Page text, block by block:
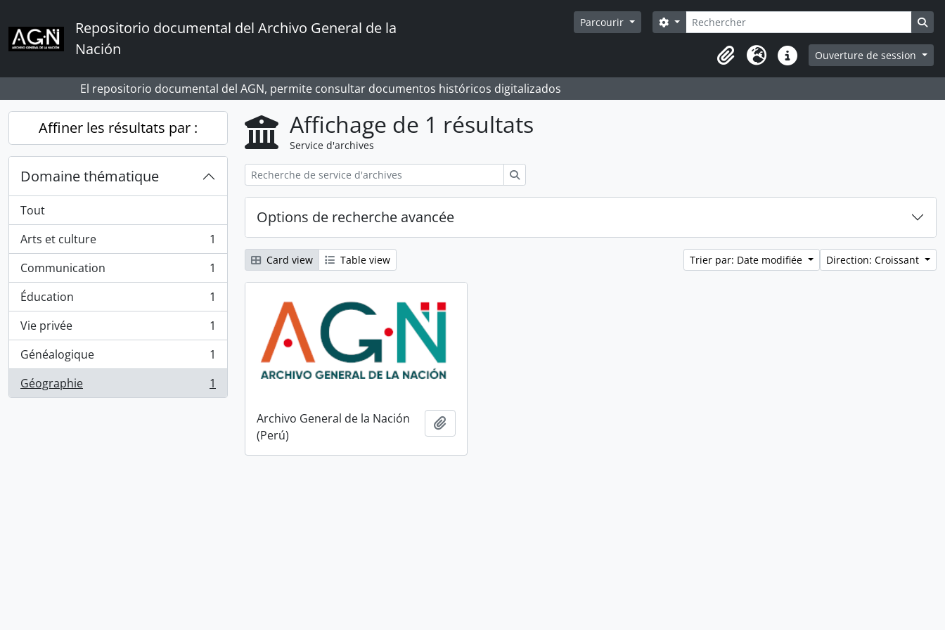
Repositorio documental del Archivo General de la
Nación
Parcourir Rechercher
Search options
Presse-papier
LangueLiens rapidesOuverture de session
El repositorio documental del AGN, permite consultar documentos históricos digitalizados
Affiner les résultats par :
Domaine thématique
Tout
Arts et culture
, 1 résultats
1
Communication
, 1 résultats
1
Éducation
, 1 résultats
1
Vie privée
, 1 résultats
1
Généalogique
, 1 résultats
1
Géographie
, 1 résultats 1
Affichage de 1 résultats
Service d'archives
Options de recherche avancée
Card view Table view Trier par: Date modifiée Direction: Croissant
Archivo General de la Nación
(Perú)